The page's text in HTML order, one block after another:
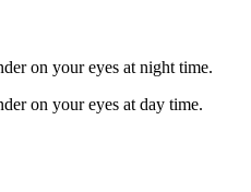
on your eyes at night time.
on your eyes at day time.